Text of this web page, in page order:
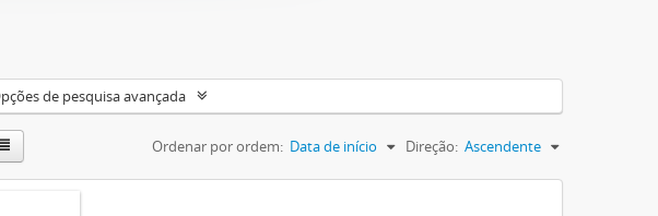
de pesquisa avançada
Ordenar por ordem: Data de início Direção: Ascendente